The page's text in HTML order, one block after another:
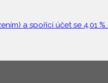
a spořící účet se 4,01